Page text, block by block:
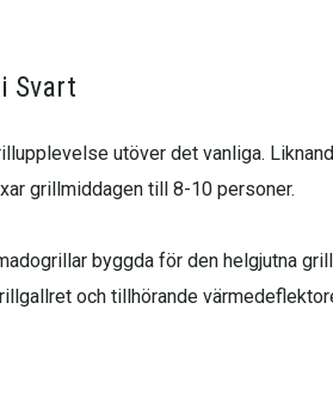
Svart
utöver det vanliga.
grillmiddagen till 8-10 personer.
byggda för den helgjutna
och tillhörande